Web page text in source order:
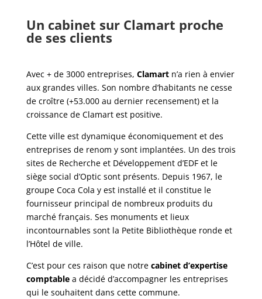
Un cabinet sur Clamart proche
de ses clients
Avec + de 3000 entreprises, Clamartn’a rien à envier
aux grandes villes. Son nombre d’habitants ne cesse
de croître (+53.000 au dernier recensement) et la
croissance de Clamart est positive.
Cette ville est dynamique économiquement et des
entreprises de renom y sont implantées. Un des trois
sites de Recherche et Développement d’EDF et le
siège social d’Optic sont présents. Depuis 1967, le
groupe Coca Cola y est installé et il constitue le
fournisseur principal de nombreux produits du
marché français. Ses monuments et lieux
incontournables sont la Petite Bibliothèque ronde et
l’Hôtel de ville.
C’est pour ces raison que notre cabinet d’expertise
comptablea décidé d’accompagner les entreprises
qui le souhaitent dans cette commune.